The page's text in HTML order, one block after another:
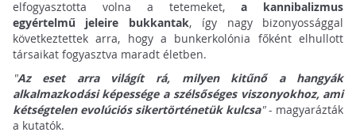
elfogyasztotta volna a tetemeket,a kannibalizmus
egyértelmű jeleire bukkantak, így nagy bizonyossággal
következtettek arra, hogy a bunkerkolónia főként elhullott
társaikat fogyasztva maradt életben.
"Az eset arra világít rá, milyen kitűnő a hangyák
alkalmazkodási képessége a szélsőséges viszonyokhoz, ami
kétségtelen evolúciós sikertörténetük kulcsa"- magyarázták
a kutatók.